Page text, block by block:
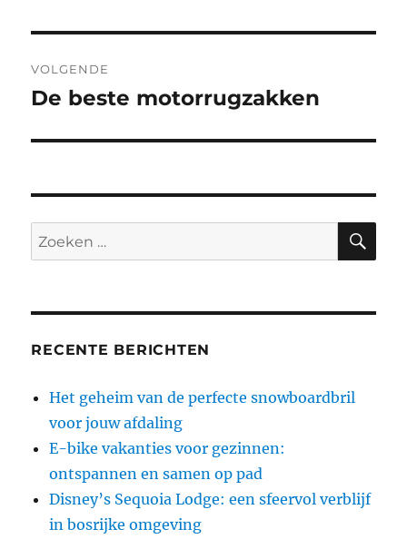
VOLGENDE
Volgend
De beste motorrugzakken
Zoeken
naar:
RECENTE BERICHTEN
Het geheim van de perfecte snowboardbril
voor jouw afdaling
E-bike vakanties voor gezinnen:
ontspannen en samen op pad
Disney’s Sequoia Lodge: een sfeervol verblijf
in bosrijke omgeving